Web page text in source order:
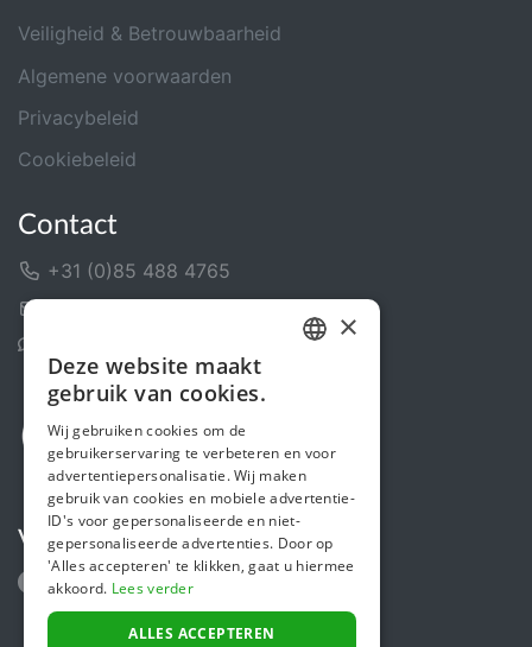
Veiligheid & Betrouwbaarheid
Algemene voorwaarden
Privacybeleid
Cookiebeleid
Contact
+31 (0)85 488 4765
Volg ons
ENGLISH
×
Deze website maakt
gebruik van cookies.
Wij gebruiken cookies om de
gebruikerservaring te verbeteren en voor
advertentiepersonalisatie. Wij maken
gebruik van cookies en mobiele advertentie-
ID's voor gepersonaliseerde en niet-
gepersonaliseerde advertenties. Door op
'Alles accepteren' te klikken, gaat u hiermee
akkoord. Lees verder
ALLES ACCEPTEREN